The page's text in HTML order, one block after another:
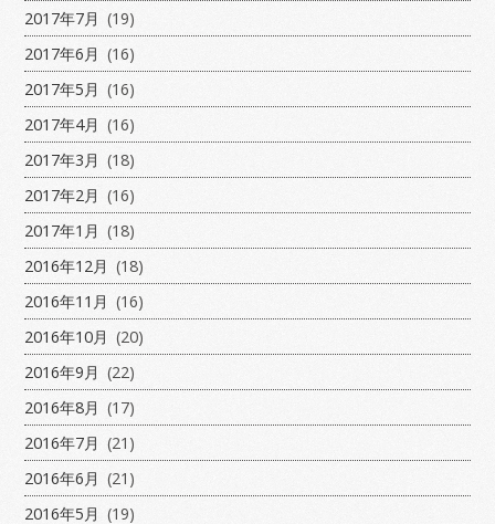
2017年7月 (19)
2017年6月 (16)
2017年5月 (16)
2017年4月 (16)
2017年3月 (18)
2017年2月 (16)
2017年1月 (18)
2016年12月 (18)
2016年11月 (16)
2016年10月 (20)
2016年9月 (22)
2016年8月 (17)
2016年7月 (21)
2016年6月 (21)
2016年5月 (19)